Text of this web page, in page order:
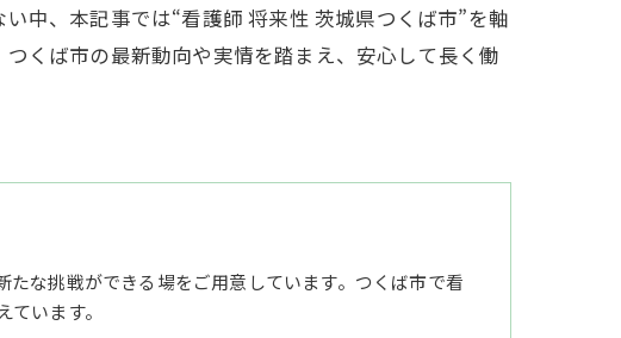
中、本記事では“看護師 将来性 茨城県つくば市”を軸
くば市の最新動向や実情を踏まえ、安心して長く働
な挑戦ができる場をご用意しています。つくば市で看
います。